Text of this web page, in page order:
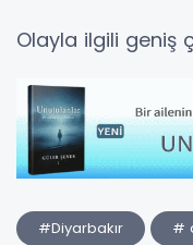
Olayla ilgili geniş
#Diyarbakır
#